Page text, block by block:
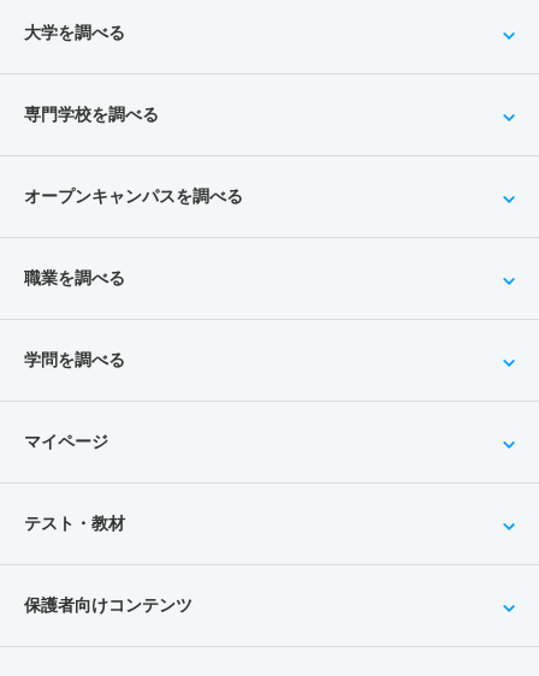
大学を調べる
専門学校を調べる
オープンキャンパスを調べる
職業を調べる
学問を調べる
マイページ
テスト・教材
保護者向けコンテンツ